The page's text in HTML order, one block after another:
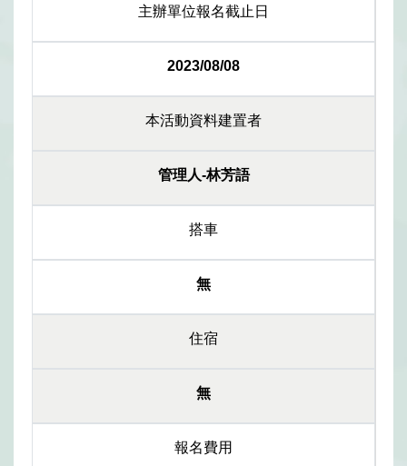
主辦單位報名截止日
2023/08/08
本活動資料建置者
管理人-林芳語
搭車
無
住宿
無
報名費用